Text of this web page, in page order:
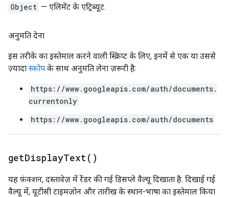
Object — एलिमेंट के एट्रिब्यूट.
अनुमति देना
इस तरीके का इस्तेमाल करने वाली स्क्रिप्ट के लिए, इनमें से एक या उससे
ज़्यादा स्कोप के साथ अनुमति लेना ज़रूरी है:
https://www.googleapis.com/auth/documents.
currentonly
https://www.googleapis.com/auth/documents
getDisplayText( )
यह फ़ंक्शन, दस्तावेज़ में रेंडर की गई डिसप्ले वैल्यू दिखाता है. दिखाई गई
वैल्यू में, यूटीसी टाइमज़ोन और तारीख के स्थान-भाषा का इस्तेमाल किया